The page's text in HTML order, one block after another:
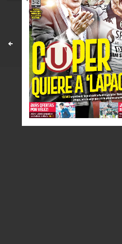
©Todos los derechos
Políticas y estandares